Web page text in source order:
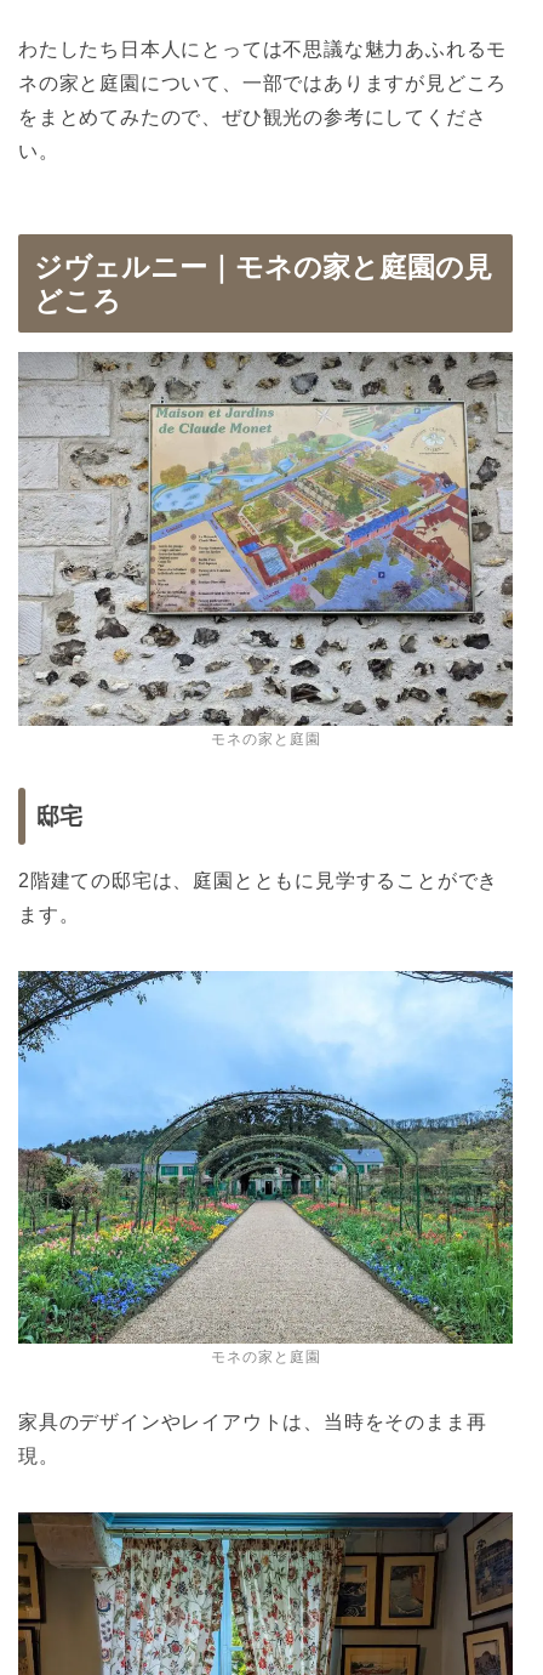
わたしたち日本人にとっては不思議な魅力あふれるモ
ネの家と庭園について、一部ではありますが見どころ
をまとめてみたので、ぜひ観光の参考にしてくださ
い。
ジヴェルニー｜モネの家と庭園の見
どころ
モネの家と庭園
邸宅
2階建ての邸宅は、庭園とともに見学することができ
ます。
モネの家と庭園
家具のデザインやレイアウトは、当時をそのまま再
現。